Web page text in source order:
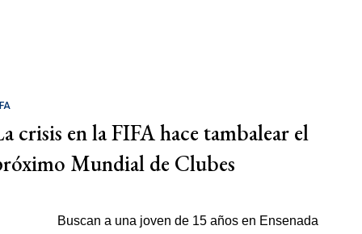
crisis en la FIFA hace tambalear el
Mundial de Clubes